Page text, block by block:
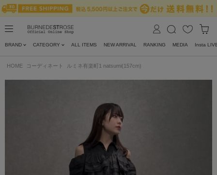
BRAND CATEGORY ALL ITEMS NEW ARRIVAL RANKING MEDIA Insta
HOME コーディネート ルミネ有楽町1 natsumi(157cm)